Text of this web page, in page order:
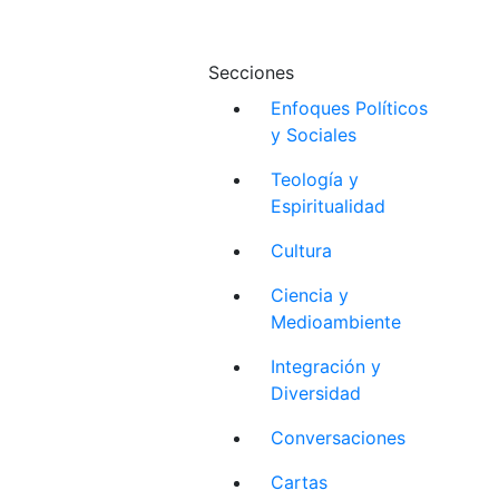
Secciones
Enfoques Políticos
y Sociales
Teología y
Espiritualidad
Cultura
Ciencia y
Medioambiente
Integración y
Diversidad
Conversaciones
Cartas